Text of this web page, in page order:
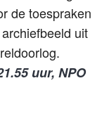
de toespraken
uit
uur, NPO